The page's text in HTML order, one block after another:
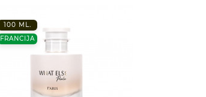
100 ML.
FRANCIJA